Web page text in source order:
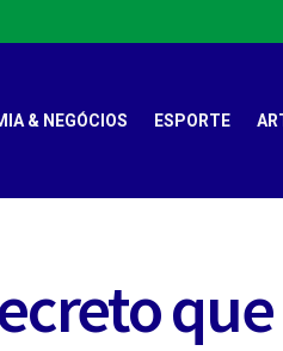
& NEGÓCIOS ESPORTE